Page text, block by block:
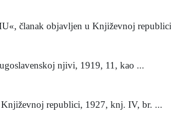
članak objavljen u Književnoj
njivi, 1919, 11, kao ...
republici, 1927, knj. IV, br. ...